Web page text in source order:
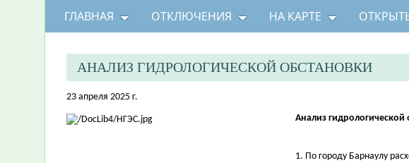
ГЛАВНАЯ ОТКЛЮЧЕНИЯ НА КАРТЕ
АНАЛИЗ ГИДРОЛОГИЧЕСКОЙ ОБСТАНОВКИ
23 апреля 2025 г.
Анализ гидрологической
1. По городу Барнаулу